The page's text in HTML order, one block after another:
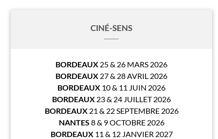
CINÉ-SENS
BORDEAUX 25 & 26 MARS 2026
BORDEAUX 27 & 28 AVRIL 2026
BORDEAUX 10 & 11 JUIN 2026
BORDEAUX 23 & 24 JUILLET 2026
BORDEAUX 21 & 22 SEPTEMBRE 2026
NANTES 8 & 9 OCTOBRE 2026
BORDEAUX 11 & 12 JANVIER 2027